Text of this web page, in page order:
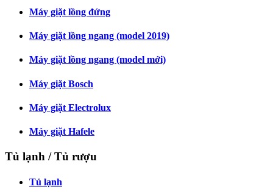
Máy giặt lồng đứng
Máy giặt lồng ngang (model 2019)
Máy giặt lồng ngang (model mới)
Máy giặt Bosch
Máy giặt Electrolux
Máy giặt Hafele
Tủ lạnh / Tủ rượu
Tủ lạnh